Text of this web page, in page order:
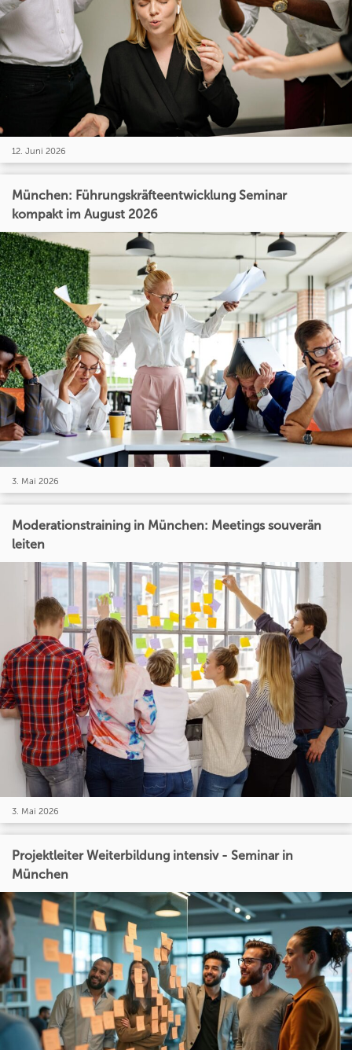
12. Juni 2026
München: Führungskräfteentwicklung Seminar
kompakt im August 2026
3. Mai 2026
Moderationstraining in München: Meetings souverän
leiten
3. Mai 2026
Projektleiter Weiterbildung intensiv - Seminar in
München